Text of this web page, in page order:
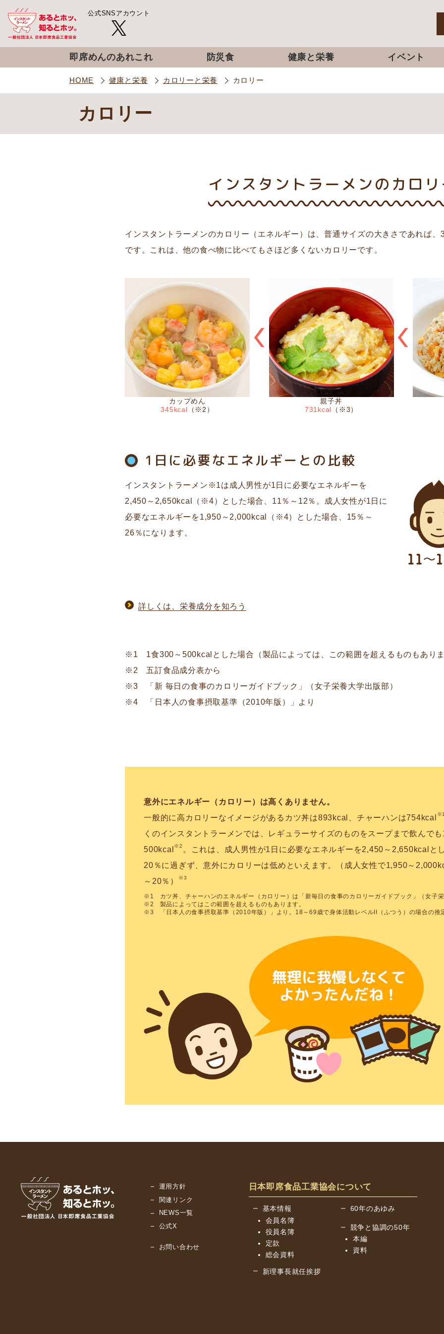
公式SNSアカウント
即席めんのあれこれ 防災食 健康と栄養 イベント
HOME 健康と栄養 カロリーと栄養 カロリー
カロリー
インスタントラーメンのカロ
インスタントラーメンのカロリー（エネルギー）は、普通サイズの大きさであれば
です。これは、他の食べ物に比べてもさほど多くないカロリーです。
カップめん
345kcal （※2）
親子丼
731kcal （※3）
1日に必要なエネルギーとの比較
インスタントラーメン※1は成人男性が1日に必要なエネルギーを
2,450～2,650kcal（※4）とした場合、11％～12％。成人女性が1日に
必要なエネルギーを1,950～2,000kcal（※4）とした場合、15％～
26％になります。
詳しくは、栄養成分を知ろう
※1 1食300～500kcalとした場合（製品によっては、この範囲を超えるものもあり
※2 五訂食品成分表から
※3 「新 毎日の食事のカロリーガイドブック」（女子栄養大学出版部）
※4 「日本人の食事摂取基準（2010年版）」より
意外にエネルギー（カロリー）は高くありません。
一般的に高カロリーなイメージがあるカツ丼は893kcal、チャーハンは754kcal
くのインスタントラーメンでは、レギュラーサイズのものをスープまで飲んで
500kcal
※2 。これは、成人男性が1日に必要なエネルギーを2,450～2,650kcalと
20％に過ぎず、意外にカロリーは低めといえます。（成人女性で1,950～
～20％）
※3
※1
カツ丼、チャーハンのエネルギー（カロリー）は「新毎日の食事のカロリーガイドブック」（女子
※2
製品によってはこの範囲を超えるものもあります。
※3
「日本人の食事摂取基準（2010年版）」より。18～69歳で身体活動レベルII（ふつう）の場合の推
日本即席食品工業協会について
基本情報
会員名簿
役員名簿
定款
総会資料
新理事長就任挨拶
60年のあゆみ
競争と協調の50年
本編
資料
運用方針
関連リンク
NEWS一覧
公式X
お問い合わせ